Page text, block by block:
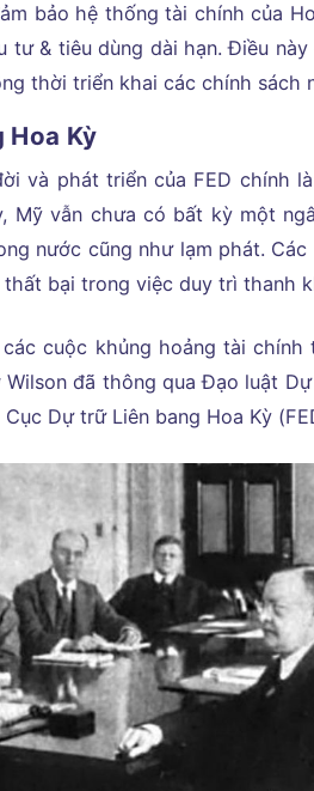
bảo hệ thống tài chính của
tư & tiêu dùng dài hạn. Điều
thời triển khai các chính sách
Kỳ
và phát triển của FED chính
Mỹ vẫn chưa có bất kỳ một
nước cũng như lạm phát.
bại trong việc duy trì thanh
cuộc khủng hoảng tài
đã thông qua Đạo luật
Dự trữ Liên bang Hoa Kỳ